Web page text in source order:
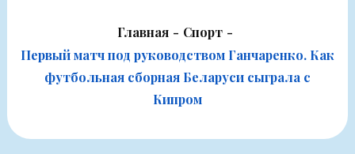
Главная
Спорт
Первый матч под руководством Ганчаренко. Как
футбольная сборная Беларуси сыграла с
Кипром